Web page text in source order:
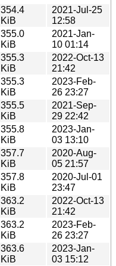
354.4
KiB
2021-Jul-25
12:58
355.0
KiB
2021-Jan-
10 01:14
355.3
KiB
2022-Oct-13
21:42
355.3
KiB
2023-Feb-
26 23:27
355.5
KiB
2021-Sep-
29 22:42
355.8
KiB
2023-Jan-
03 13:10
357.7
KiB
2020-Aug-
05 21:57
357.8
KiB
2020-Jul-01
23:47
363.2
KiB
2022-Oct-13
21:42
363.2
KiB
2023-Feb-
26 23:27
363.6
KiB
2023-Jan-
03 15:12